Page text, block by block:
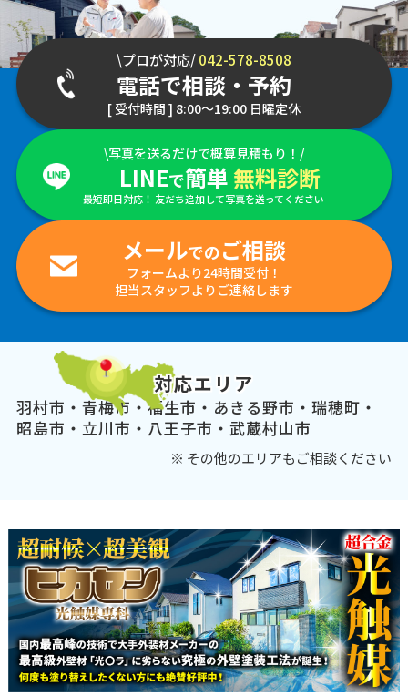
\プロが対応/042-578-8508
電話で相談・予約
[ 受付時間 ] 8:00～19:00 日曜定休
\写真を送るだけで概算見積もり！/
LINEで簡単 無料診断
最短即日対応！ 友だち追加して写真を送ってください
メールでのご相談
フォームより24時間受付！
担当スタッフよりご連絡します
対応エリア
羽村市・青梅市・福生市・あきる野市・瑞穂町・
昭島市・立川市・八王子市・武蔵村山市
※ その他のエリアもご相談ください